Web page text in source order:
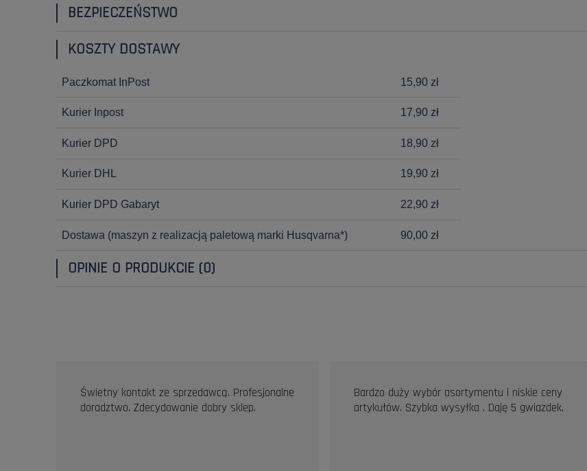
BEZPIECZEŃSTWO
KOSZTY DOSTAWY
Paczkomat InPost 15,90 zł
Kurier Inpost 17,90 zł
Kurier DPD 18,90 zł
Kurier DHL 19,90 zł
Kurier DPD Gabaryt 22,90 zł
Dostawa (maszyn z realizacją paletową marki Husqvarna*) 90,00 zł
OPINIE O PRODUKCIE (0)
Świetny kontakt ze sprzedawcą. Profesjonalne
doradztwo. Zdecydowanie dobry sklep.
Bardzo duży wybór asortymentu i niskie ceny
artykułów. Szybka wysyłka . Daję 5 gwiazdek.